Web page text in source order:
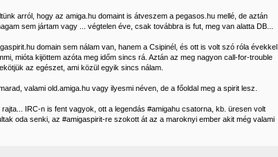
arról, hogy az amiga.hu domaint is átveszem a pegasos.hu mellé, de aztán
sem jártam vagy ... végtelen éve, csak továbbra is fut, meg van alatta DB...
domain sem nálam van, hanem a Csipinél, és ott is volt szó róla évekkel
mióta kijöttem azóta meg időm sincs rá. Aztán az meg nagyon call-for-trouble
az egészet, ami közül egyik sincs nálam.
valami old.amiga.hu vagy ilyesmi néven, de a főoldal meg a spirit lesz.
IRC-n is fent vagyok, ott a legendás #amigahu csatorna, kb. üresen volt
oda senki, az #amigaspirit-re szokott át az a maroknyi ember akit még valami